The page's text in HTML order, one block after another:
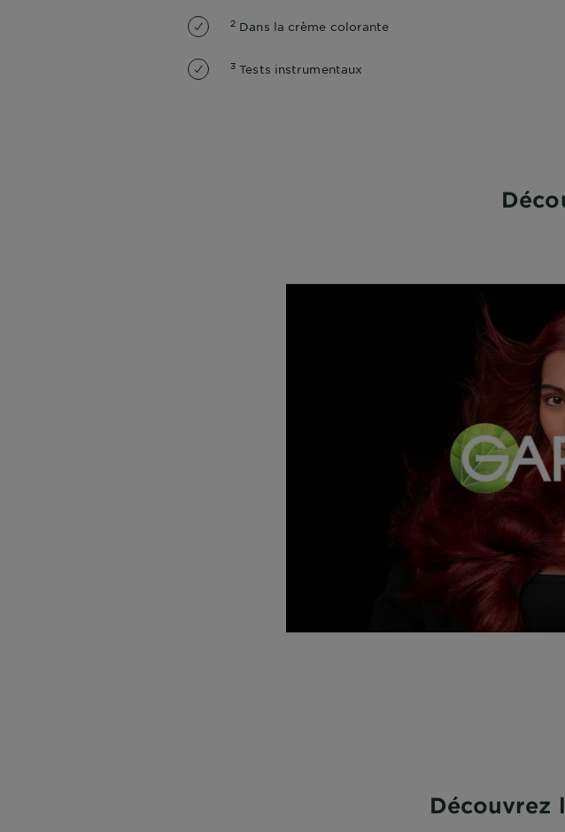
2 Dans la crème colorante
3 Tests instrumentaux
Découvrez